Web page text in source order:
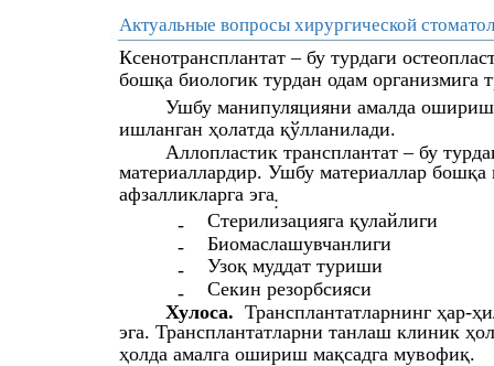
Актуальные вопросы хирургической
Ксенотрансплантат – бу турдаги
бошқа биологик турдан одам организмига
Ушбу манипуляцияни амалда
ишланган ҳолатда қўлланилади.
Аллопластик трансплантат – бу
материаллардир. Ушбу материаллар бошқа
афзалликларга эга:
-
Стерилизацияга қулайлиги
-
Биомаслашувчанлиги
-
Узоқ муддат туриши
-
Секин резорбсияси
Хулоса. Трансплантатларнинг ҳар-
эга. Трансплантатларни танлаш клиник
ҳолда амалга ошириш мақсадга мувофиқ.